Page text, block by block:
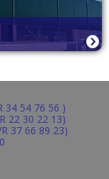
34 54 76 56 )
22 30 22 13)
37 66 89 23)